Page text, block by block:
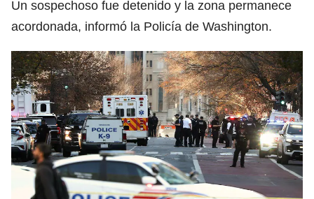
Un sospechoso fue detenido y la zona permanece
acordonada, informó la Policía de Washington.